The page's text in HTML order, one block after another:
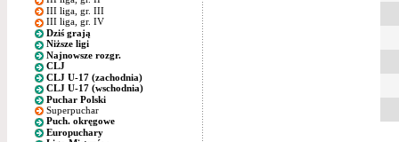
III liga, gr. III
III liga, gr. IV
Dziś grają
Niższe ligi
Najnowsze rozgr.
CLJ
CLJ U-17 (zachodnia)
CLJ U-17 (wschodnia)
Puchar Polski
Superpuchar
Puch. okręgowe
Europuchary